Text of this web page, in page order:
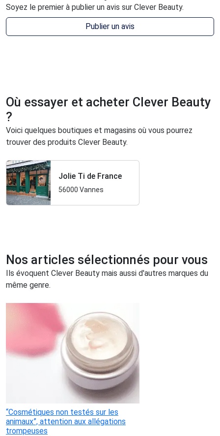
Soyez le premier à publier un avis sur Clever Beauty.
Publier un avis
Où essayer et acheter Clever Beauty
?
Voici quelques boutiques et magasins où vous pourrez
trouver des produits Clever Beauty.
Jolie Ti de France
56000 Vannes
Nos articles sélectionnés pour vous
Ils évoquent Clever Beauty mais aussi d'autres marques du
même genre.
“Cosmétiques non testés sur les
animaux”, attention aux allégations
trompeuses